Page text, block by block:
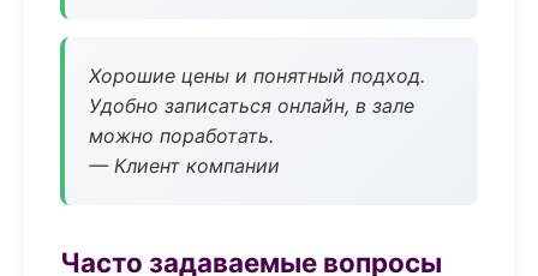
Хорошие цены и понятный подход.
Удобно записаться онлайн, в зале
можно поработать.
— Клиент компании
Часто задаваемые вопросы